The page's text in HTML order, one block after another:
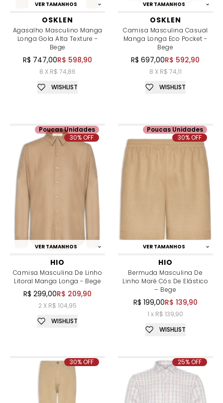
VER TAMANHOS
OSKLEN
Agasalho Masculino Manga
Longa Gola Alta Texture -
Bege
R$ 747,00R$ 598,90
8 X R$ 74,86
WISHLIST
VER TAMANHOS
OSKLEN
Camisa Masculina Casual
Manga Longa Eco Pocket -
Bege
R$ 697,00R$ 592,90
8 X R$ 74,11
WISHLIST
VER TAMANHOS
HIO
Camisa Masculina De Linho
Litoral Manga Longa - Bege
R$ 299,00R$ 209,90
2 X R$ 104,95
Poucas Unidades
30% OFF
WISHLIST
VER TAMANHOS
HIO
Bermuda Masculina De
Linho Maré Cós De Elástico
– Bege
R$ 199,00R$ 139,90
1 x R$ 139,90
Poucas Unidades
30% OFF
WISHLIST
30% OFF 25% OFF